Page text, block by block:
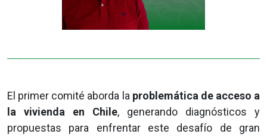
El primer comité aborda la problemática de acceso a
la vivienda en Chile, generando diagnósticos y
propuestas para enfrentar este desafío de gran